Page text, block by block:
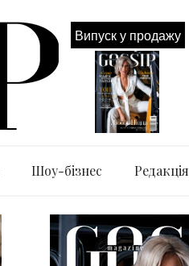
Випуск у продажу
Шоу-бізнес Редакція